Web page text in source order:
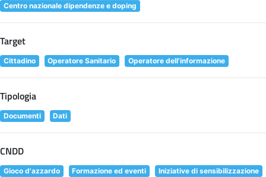
Centro nazionale dipendenze e doping
Target
Cittadino Operatore Sanitario Operatore dell'informazione
Tipologia
Documenti Dati
CNDD
Gioco d'azzardo Formazione ed eventi Iniziative di sensibilizzazione